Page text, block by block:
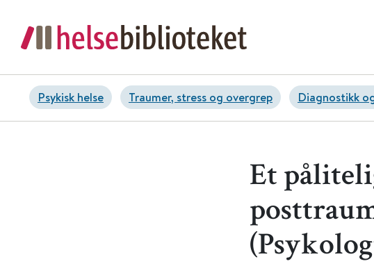
Psykisk helse Traumer, stress og overgrep Diagnostikk
Et